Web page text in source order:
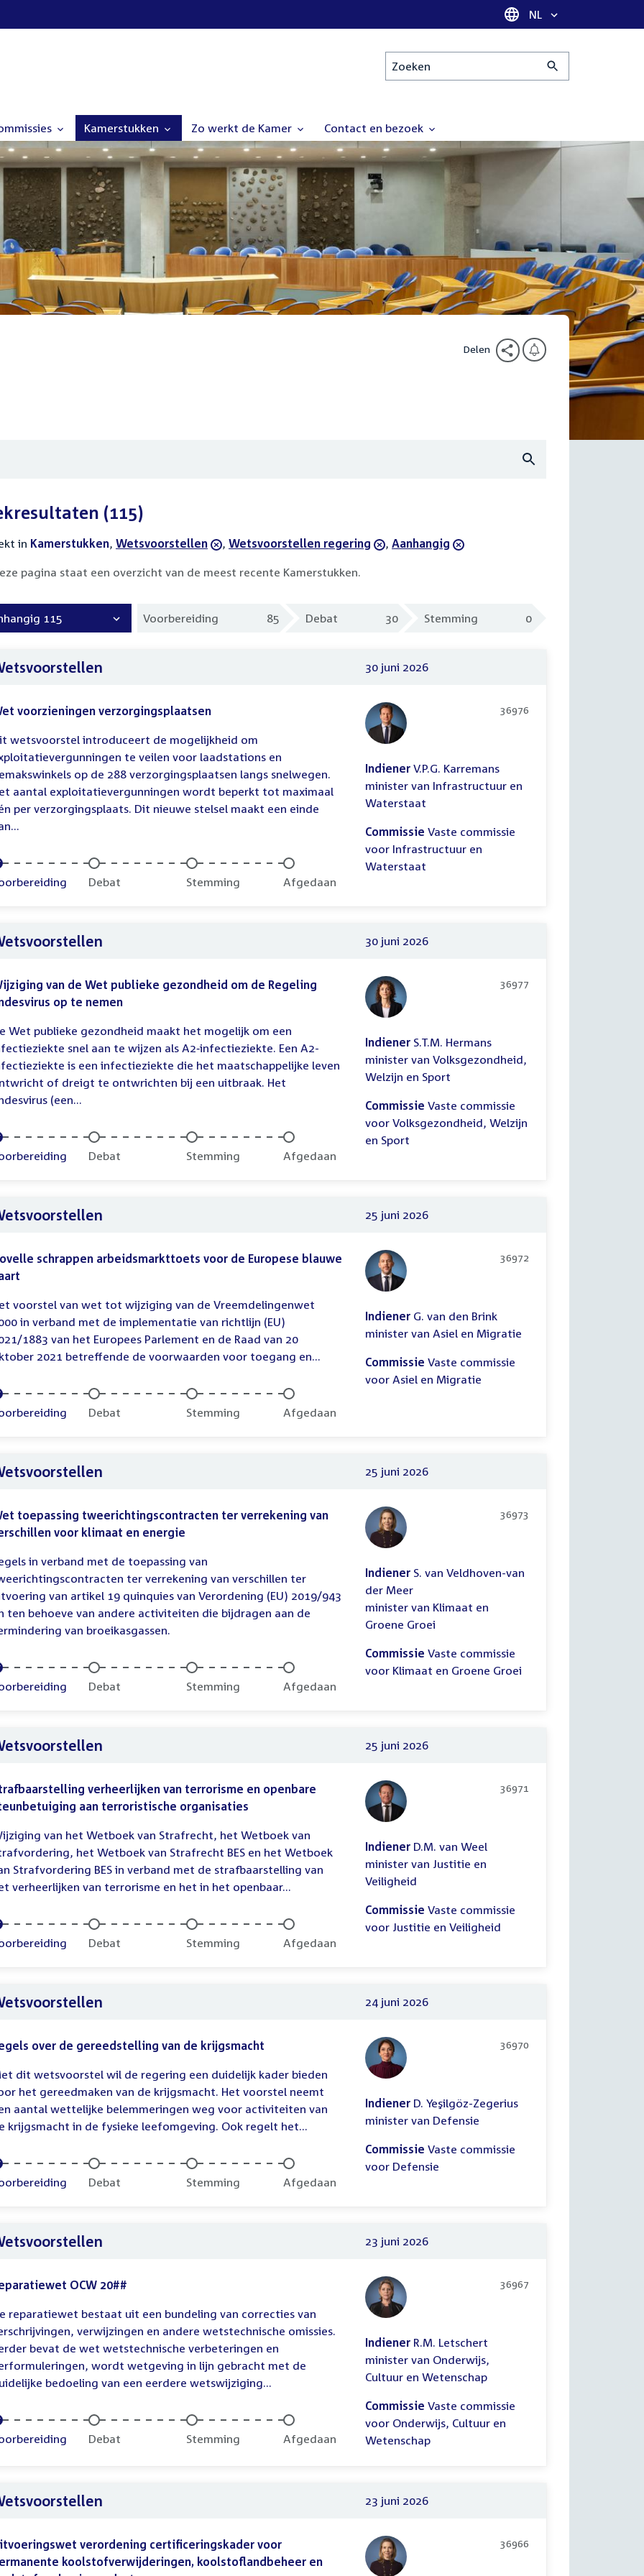
Taal selectie
NL
Zoeken
Kamerstukken Zo werkt de Kamer Contact en bezoek
Delen
(115)
in actieve
Kamerstukken, verwijder
Wetsvoorstellen , verwijder
Wetsvoorstellen regering , verwijder
Aanhangig
pagina staat een overzicht van de meest recente Kamerstukken.
115 Voorbereiding 85 Debat 30 Stemming 0
30 juni 2026
voorzieningen verzorgingsplaatsen
wetsvoorstel introduceert de mogelijkheid om
te veilen voor laadstations en
op de 288 verzorgingsplaatsen langs snelwegen.
aantal exploitatievergunningen wordt beperkt tot maximaal
per verzorgingsplaats. Dit nieuwe stelsel maakt een einde
Onvoltooid:
Debat Onvoltooid:
Stemming Onvoltooid:
Afgedaan
36976
Indiener V.P.G. Karremans
minister van Infrastructuur en
Waterstaat
Commissie Vaste commissie
voor Infrastructuur en
Waterstaat
30 juni 2026
van de Wet publieke gezondheid om de Regeling
op te nemen
Wet publieke gezondheid maakt het mogelijk om een
snel aan te wijzen als A2‑infectieziekte. Een A2-
is een infectieziekte die het maatschappelijke leven
of dreigt te ontwrichten bij een uitbraak. Het
(een...
Onvoltooid:
Debat Onvoltooid:
Stemming Onvoltooid:
Afgedaan
36977
Indiener S.T.M. Hermans
minister van Volksgezondheid,
Welzijn en Sport
Commissie Vaste commissie
voor Volksgezondheid, Welzijn
en Sport
25 juni 2026
schrappen arbeidsmarkttoets voor de Europese blauwe
voorstel van wet tot wijziging van de Vreemdelingenwet
in verband met de implementatie van richtlijn (EU)
1883 van het Europees Parlement en de Raad van 20
2021 betreffende de voorwaarden voor toegang en...
Onvoltooid:
Debat Onvoltooid:
Stemming Onvoltooid:
Afgedaan
36972
Indiener G. van den Brink
minister van Asiel en Migratie
Commissie Vaste commissie
voor Asiel en Migratie
25 juni 2026
toepassing tweerichtingscontracten ter verrekening van
voor klimaat en energie
in verband met de toepassing van
ter verrekening van verschillen ter
van artikel 19 quinquies van Verordening (EU) 2019/943
ten behoeve van andere activiteiten die bijdragen aan de
van broeikasgassen.
Onvoltooid:
Debat Onvoltooid:
Stemming Onvoltooid:
Afgedaan
36973
Indiener S. van Veldhoven-van
der Meer
minister van Klimaat en
Groene Groei
Commissie Vaste commissie
voor Klimaat en Groene Groei
25 juni 2026
verheerlijken van terrorisme en openbare
aan terroristische organisaties
van het Wetboek van Strafrecht, het Wetboek van
het Wetboek van Strafrecht BES en het Wetboek
Strafvordering BES in verband met de strafbaarstelling van
verheerlijken van terrorisme en het in het openbaar...
Onvoltooid:
Debat Onvoltooid:
Stemming Onvoltooid:
Afgedaan
36971
Indiener D.M. van Weel
minister van Justitie en
Veiligheid
Commissie Vaste commissie
voor Justitie en Veiligheid
24 juni 2026
over de gereedstelling van de krijgsmacht
dit wetsvoorstel wil de regering een duidelijk kader bieden
het gereedmaken van de krijgsmacht. Het voorstel neemt
aantal wettelijke belemmeringen weg voor activiteiten van
krijgsmacht in de fysieke leefomgeving. Ook regelt het...
Onvoltooid:
Debat Onvoltooid:
Stemming Onvoltooid:
Afgedaan
36970
Indiener D. Yeşilgöz-Zegerius
minister van Defensie
Commissie Vaste commissie
voor Defensie
23 juni 2026
OCW 20##
reparatiewet bestaat uit een bundeling van correcties van
verwijzingen en andere wetstechnische omissies.
bevat de wet wetstechnische verbeteringen en
wordt wetgeving in lijn gebracht met de
bedoeling van een eerdere wetswijziging...
Onvoltooid:
Debat Onvoltooid:
Stemming Onvoltooid:
Afgedaan
36967
Indiener R.M. Letschert
minister van Onderwijs,
Cultuur en Wetenschap
Commissie Vaste commissie
voor Onderwijs, Cultuur en
Wetenschap
23 juni 2026
verordening certificeringskader voor
koolstofverwijderingen, koolstoflandbeheer en
36966